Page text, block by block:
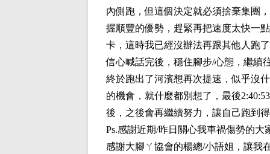
內側跑，但這個決定就必須捨棄集團
握順豐的優勢，趕緊再把速度太快一
卡，這時我已經沒辦法再跟其他人跑
信心喊話完後，穩住腳步/心態，繼續
終於跑出了河濱想再次提速，似乎沒
的機會，就什麼都別想了，最後
後，之後會再繼續努力，讓自己跑到
Ps.感謝近期/昨日關心我車禍傷勢的
感謝大腳ㄚ協會的楊總/小語姐，讓我